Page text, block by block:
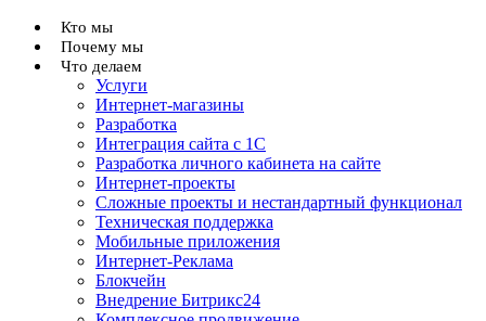
Кто мы
Почему мы
Что делаем
Услуги
Интернет-магазины
Разработка
Интеграция сайта с 1С
Разработка личного кабинета на сайте
Интернет-проекты
Сложные проекты и нестандартный функционал
Teхническая поддержка
Мобильные приложения
Интернет-Реклама
Блокчейн
Внедрение Битрикс24